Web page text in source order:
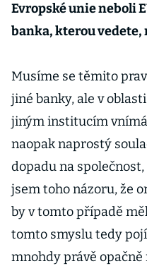
Evropské unie neboli
banka, kterou
Musíme se těmito
jiné banky, ale v
jiným institucím
naopak naprostý
dopadu na
jsem toho názoru, že
by v tomto případě
tomto smyslu tedy
mnohdy právě